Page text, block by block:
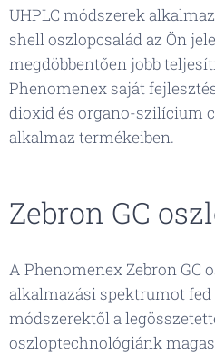
UHPLC módszerek
shell oszlopcsalád az Ön
megdöbbentően jobb
Phenomenex saját
dioxid és organo-szilícium
alkalmaz termékeiben.
Zebron GC
A Phenomenex Zebron GC
alkalmazási spektrumot fed
módszerektől a
oszloptechnológiánk